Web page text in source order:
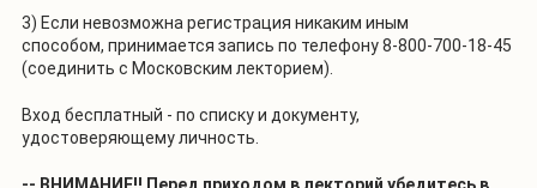
3) Если невозможна регистрация никаким иным
способом, принимается запись по телефону 8-800-700-18-45
(соединить с Московским лекторием).
Вход бесплатный - по списку и документу,
удостоверяющему личность.
-- ВНИМАНИЕ!! Перед приходом в лекторий убедитесь в